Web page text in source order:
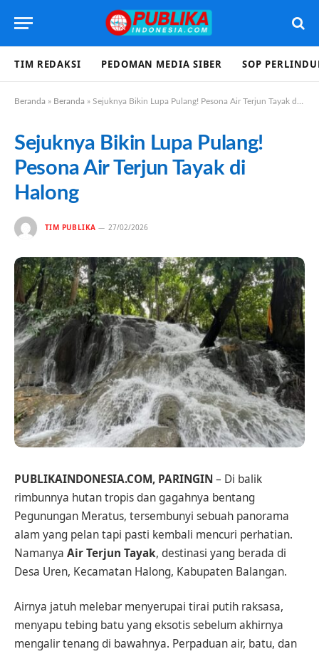
TIM REDAKSI PEDOMAN MEDIA SIBER SOP
Beranda » Beranda » Sejuknya Bikin Lupa Pulang! Pesona Air Terjun Tayak di Halong
Sejuknya Bikin Lupa Pulang!
Pesona Air Terjun Tayak di
Halong
TIM PUBLIKA 27/02/2026
PUBLIKAINDONESIA.COM, PARINGIN – Di balik
rimbunnya hutan tropis dan gagahnya bentang
Pegunungan Meratus, tersembunyi sebuah panorama
alam yang pelan tapi pasti kembali mencuri perhatian.
Namanya Air Terjun Tayak, destinasi yang berada di
Desa Uren, Kecamatan Halong, Kabupaten Balangan.
Airnya jatuh melebar menyerupai tirai putih raksasa,
menyapu tebing batu yang eksotis sebelum akhirnya
mengalir tenang di bawahnya. Perpaduan air, batu, dan